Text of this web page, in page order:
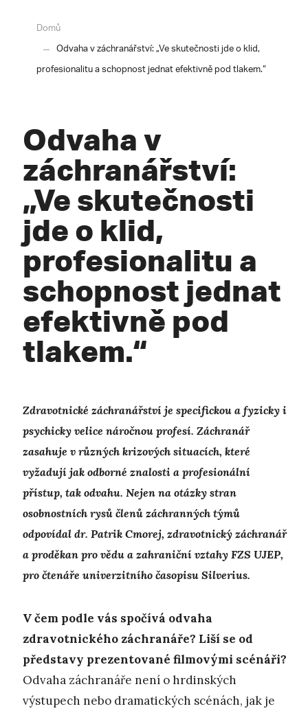
Domů
Odvaha v záchranářství: „Ve skutečnosti jde o klid,
profesionalitu a schopnost jednat efektivně pod tlakem.“
Odvaha v
záchranářství:
„Ve skutečnosti
jde o klid,
profesionalitu a
schopnost jednat
efektivně pod
tlakem.“
Zdravotnické záchranářství je specifickou a fyzicky i
psychicky velice náročnou profesí. Záchranář
zasahuje v různých krizových situacích, které
vyžadují jak odborné znalosti a profesionální
přístup, tak odvahu. Nejen na otázky stran
osobnostních rysů členů záchranných týmů
odpovídal dr. Patrik Cmorej, zdravotnický záchranář
a proděkan pro vědu a zahraniční vztahy FZS UJEP,
pro čtenáře univerzitního časopisu Silverius.
V čem podle vás spočívá odvaha
zdravotnického záchranáře? Liší se od
představy prezentované filmovými scénáři?
Odvaha záchranáře není o hrdinských
výstupech nebo dramatických scénách, jak je